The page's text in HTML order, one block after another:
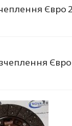
Євро
Євро